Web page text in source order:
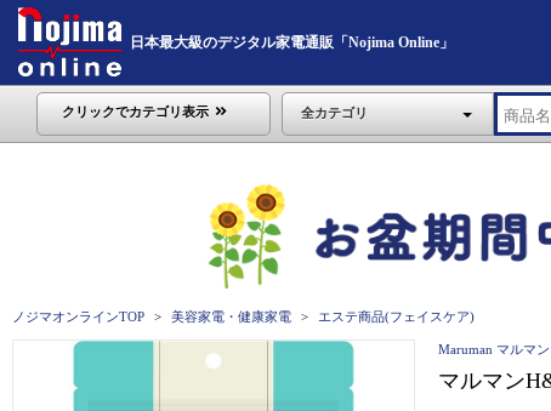
日本最大級のデジタル家電通販「Nojima Online」
クリックでカテゴリ表示 全カテゴリ
ノジマオンラインTOP 美容家電・健康家電 エステ商品(フェイスケア)
Maruman マルマ
マルマン